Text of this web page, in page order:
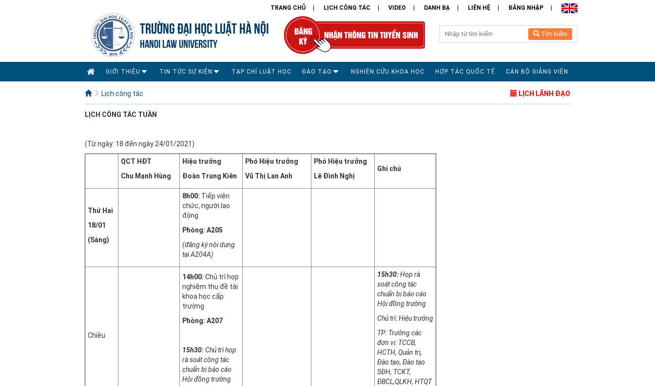
TRANG CHỦ LỊCH CÔNG TÁC VIDEO DANH BẠ LIÊN HỆ ĐĂNG NHẬP
TRƯỜNG ĐẠI HỌC LUẬT HÀ NỘI
HANOI LAW UNIVERSITY
Tìm kiếm
GIỚI THIỆU TIN TỨC SỰ KIỆN TẠP CHÍ LUẬT HỌC ĐÀO TẠO NGHIÊN CỨU KHOA HỌC HỢP TÁC QUỐC TẾ CÁN BỘ GIẢNG VIÊN
Lịch công tác LỊCH LÃNH ĐẠO
LỊCH CÔNG TÁC TUẦN
(Từ ngày: 18 đến ngày 24/01/2021)
QCT HĐT
Chu Mạnh Hùng
Hiệu trưởng
Đoàn Trung Kiên
Phó Hiệu trưởng
Vũ Thị Lan Anh
Phó Hiệu trưởng
Lê Đình Nghị
Ghi chú
Thứ Hai
18/01
(Sáng)
8h00: Tiếp viên
chức, người lao
động
Phòng: A205
(đăng ký nội dung
tại A204A)
Chiều
14h00: Chủ trì họp
nghiệm thu đề tài
khoa học cấp
trường
Phòng: A207
15h30:Chủ trì họp
rà soát công tác
chuẩn bị báo cáo
Hội đồng trường
15h30:Họp rà
soát công tác
chuẩn bị báo cáo
Hội đồng trường
Chủ trì: Hiệu trưởng
TP: Trưởng các
đơn vị: TCCB,
HCTH, Quản trị,
Đào tạo, Đào tạo
SĐH, TCKT,
ĐBCL,QLKH, HTQT